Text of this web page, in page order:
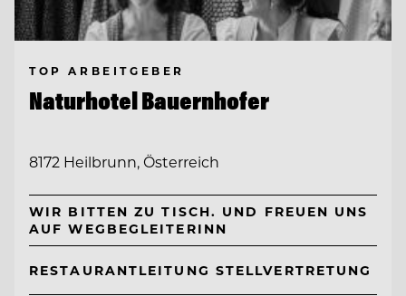
TOP ARBEITGEBER
Naturhotel Bauernhofer
8172 Heilbrunn, Österreich
WIR BITTEN ZU TISCH. UND FREUEN UNS
AUF WEGBEGLEITERINN
RESTAURANTLEITUNG STELLVERTRETUNG